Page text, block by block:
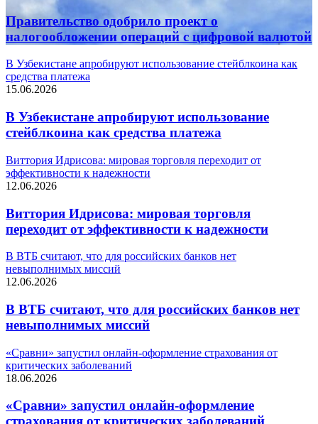
Правительство одобрило проект о
налогообложении операций с цифровой валютой
В Узбекистане апробируют использование стейблкоина как
средства платежа
15.06.2026
В Узбекистане апробируют использование
стейблкоина как средства платежа
Виттория Идрисова: мировая торговля переходит от
эффективности к надежности
12.06.2026
Виттория Идрисова: мировая торговля
переходит от эффективности к надежности
В ВТБ считают, что для российских банков нет
невыполнимых миссий
12.06.2026
В ВТБ считают, что для российских банков нет
невыполнимых миссий
«Сравни» запустил онлайн-оформление страхования от
критических заболеваний
18.06.2026
«Сравни» запустил онлайн-оформление